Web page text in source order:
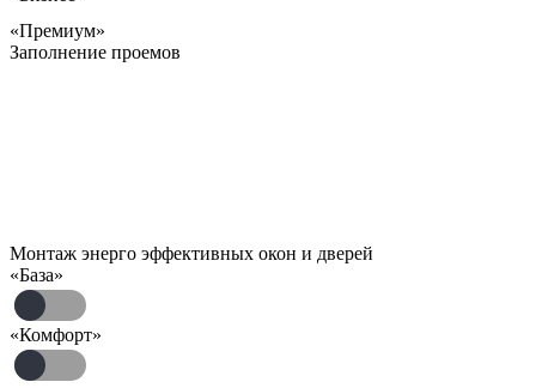
«Премиум»
Заполнение проемов
Монтаж энерго эффективных окон и дверей
«База»
«Комфорт»